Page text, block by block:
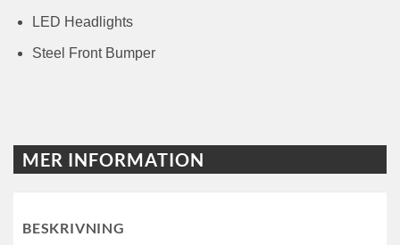
LED Headlights
Steel Front Bumper
MER INFORMATION
BESKRIVNING